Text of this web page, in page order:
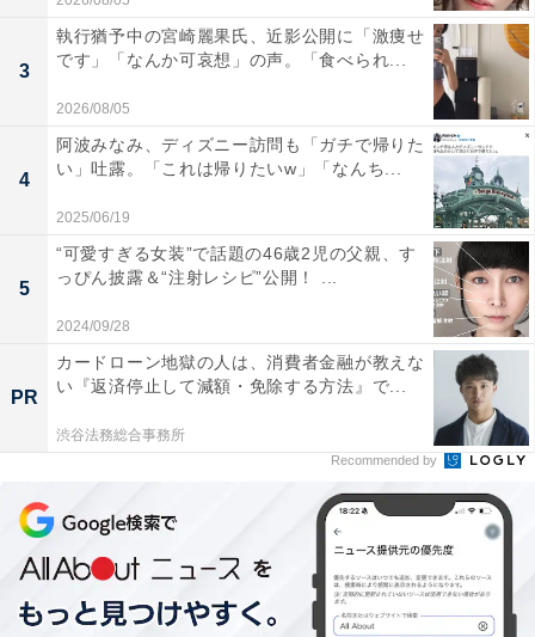
3
執行猶予中の宮崎麗果氏、近影公開に「激痩せ
です」「なんか可哀想」の声。「食べられ...
2026/08/05
4
阿波みなみ、ディズニー訪問も「ガチで帰りた
い」吐露。「これは帰りたいw」「なんち...
2025/06/19
5
“可愛すぎる女装”で話題の46歳2児の父親、す
っぴん披露＆“注射レシピ”公開！ ...
2024/09/28
PR
カードローン地獄の人は、消費者金融が教えな
い『返済停止して減額・免除する方法』で...
渋谷法務総合事務所
Recommended by